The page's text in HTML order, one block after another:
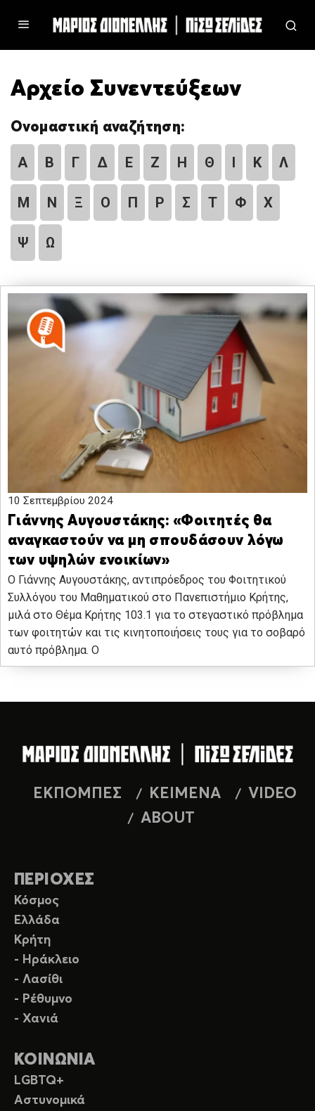
Αρχείο Συνεντεύξεων
Ονομαστική αναζήτηση:
Α Β Γ Δ Ε Ζ Η Θ Ι Κ Λ
Μ Ν Ξ Ο Π Ρ Σ Τ Φ Χ
Ψ Ω
10 Σεπτεμβρίου 2024
Γιάννης Αυγουστάκης: «Φοιτητές θα
αναγκαστούν να μη σπουδάσουν λόγω
των υψηλών ενοικίων»
O Γιάννης Αυγουστάκης, αντιπρόεδρος του Φοιτητικού
Συλλόγου του Μαθηματικού στο Πανεπιστήμιο Κρήτης,
μιλά στο Θέμα Κρήτης 103.1 για το στεγαστικό πρόβλημα
των φοιτητών και τις κινητοποιήσεις τους για το σοβαρό
αυτό πρόβλημα. Ο
ΕΚΠΟΜΠΕΣ ΚΕΙΜΕΝΑ
VIDEO
ABOUT
ΠΕΡΙΟΧΕΣ
Κόσμος
Ελλάδα
Κρήτη
- Ηράκλειο
- Λασίθι
- Ρέθυμνο
- Χανιά
ΚΟΙΝΩΝΙΑ
LGBTQ+
Αστυνομικά